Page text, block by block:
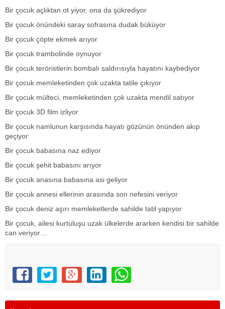
Bir çocuk açlıktan ot yiyor, ona da şükrediyor
Bir çocuk önündeki saray sofrasına dudak büküyor
Bir çocuk çöpte ekmek arıyor
Bir çocuk trambolinde oynuyor
Bir çocuk teröristlerin bombalı saldırısıyla hayatını kaybediyor
Bir çocuk memleketinden çok uzakta tatile çıkıyor
Bir çocuk mülteci, memleketinden çok uzakta mendil satıyor
Bir çocuk 3D film izliyor
Bir çocuk namlunun karşısında hayatı gözünün önünden akıp
geçiyor
Bir çocuk babasına naz ediyor
Bir çocuk şehit babasını arıyor
Bir çocuk anasına babasına asi geliyor
Bir çocuk annesi ellerinin arasında son nefesini veriyor
Bir çocuk deniz aşırı memleketlerde sahilde tatil yapıyor
Bir çocuk, ailesi kurtuluşu uzak ülkelerde ararken kendisi bir sahilde
can veriyor…